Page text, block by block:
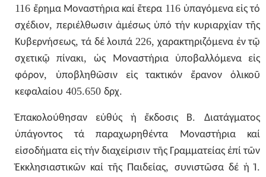
116 ἔρημα Μοναστήρια καί ἕτερα 116 ὑπαγόμενα εἰς τό
σχέδιον, περιέλθωσιν ἀμέσως ὑπό τήν κυριαρχίαν τῆς
Κυβερνήσεως,τά δέ λοιπά226,χαρακτηριζόμενα ἐν τῷ
σχετικῷ
πίνακι,ὡς Μοναστήρια ὑποβαλλόμενα
εἰς
φόρον, ὑποβληθῶσιν εἰς τακτικόν ἔρανον
ὁλικοῦ
κεφαλαίου 405.650 δρχ.
Ἐπακολούθησαν εὐθύς ἡ ἔκδοσις Β.Διατάγματος
ὑπάγοντος
τά παραχωρηθέντα Μοναστήρια
καί
εἰσοδήματα εἰς τήν διαχείρισιν τῆς Γραμματείας ἐπί τῶν
Ἐκκλησιαστικῶν καί τῆς Παιδείας, συνιστῶσα δέ ἡ Ἱ.